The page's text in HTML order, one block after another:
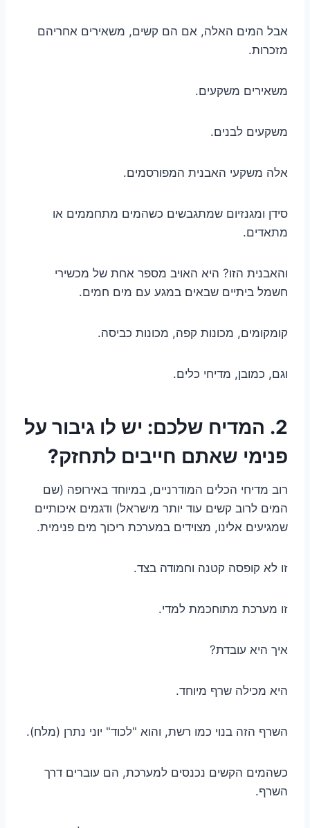
אבל המים האלה, אם הם קשים, משאירים אחריהם
מזכרות.
משאירים משקעים.
משקעים לבנים.
אלה משקעי האבנית המפורסמים.
סידן ומגנזיום שמתגבשים כשהמים מתחממים או
מתאדים.
והאבנית הזו? היא האויב מספר אחת של מכשירי
חשמל ביתיים שבאים במגע עם מים חמים.
קומקומים, מכונות קפה, מכונות כביסה.
וגם, כמובן, מדיחי כלים.
2. המדיח שלכם: יש לו גיבור על
פנימי שאתם חייבים לתחזק?
רוב מדיחי הכלים המודרניים, במיוחד באירופה (שם
המים לרוב קשים עוד יותר מישראל) ודגמים איכותיים
שמגיעים אלינו, מצוידים במערכת ריכוך מים פנימית.
זו לא קופסה קטנה וחמודה בצד.
זו מערכת מתוחכמת למדי.
איך היא עובדת?
היא מכילה שרף מיוחד.
השרף הזה בנוי כמו רשת, והוא "לכוד" יוני נתרן (מלח).
כשהמים הקשים נכנסים למערכת, הם עוברים דרך
השרף.